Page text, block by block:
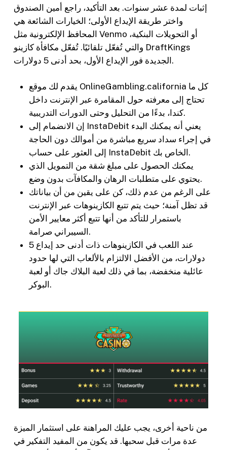
إثبات لمدة عشر سنوات. بعد التأكيد، راجع أمين الصندوق
واختر طريقة الإيداع الأولى؛ الخيارات الشائعة هي
المحافظ الإلكترونية مثل Venmo أو التحويلات البنكية،
والتي تُفعّل تلقائيًا. تُفعّل مكافأة كازينو DraftKings
الجديدة فور الإيداع الأول، بحد أدنى 5 دولارات.
يقدم لك موقع OnlineGambling.california كل ما
تحتاج إلى معرفته حول المقامرة عبر الإنترنت داخل
كندا، بدءًا من التحليل وحتى الدورات التدريبية.
إن الانضمام إلى InstaDebit يعني أنه يمكنك البدء
في إجراء سداد سريع مباشرة من أموالك دون الحاجة
إلى العثور على حساب InstaDebit الخاص بك.
يمكنك الحصول على مبلغ شقة من التمويل الذي
يحتوي على متطلبات الرهان والمكافآت بدون وضع.
على الرغم من عدم ذلك، كن على يقين من أن بياناتك
قد تظل آمنة؛ حيث يتم تتبع الكازينوهات عبر الإنترنت
باستمرار للتأكد من أنها تتبع أكثر معايير الأمن
السيبراني صرامة.
عند اللعب في الكازينوهات ذات أدنى حد إيداع 5
دولارات، من الأفضل الالتزام بالألعاب التي لها حدود
عائلية منخفضة، بما في ذلك لعبة البلاك جاك أو لعبة
البوكر.
من ناحية أخرى، يجب عليك المراهنة على استثمار الميزة
عدة مرات قبل سحبها. قد يكون من المفيد التفكير في